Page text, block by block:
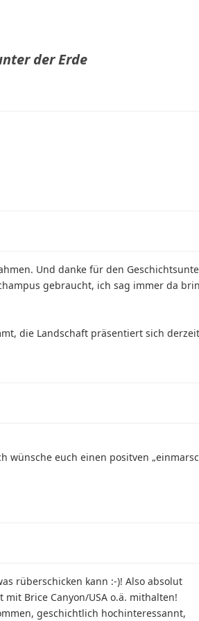
der Erde
Und danke für den
gebraucht, ich sag immer da
die Landschaft präsentiert sich
euch einen positven
rüberschicken kann :-)! Also absolut
Brice Canyon/USA o.ä. mithalten!
geschichtlich hochinteressannt,